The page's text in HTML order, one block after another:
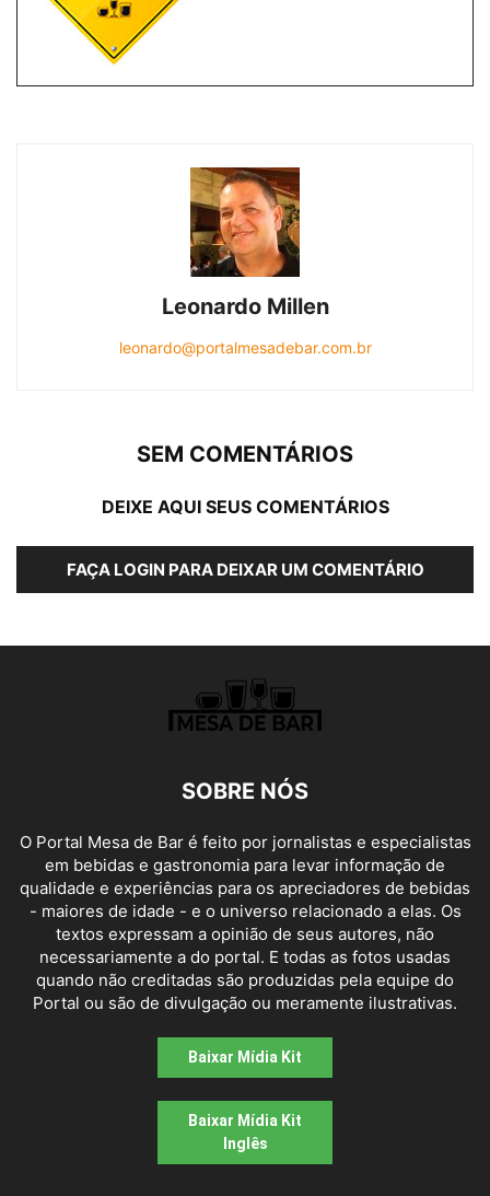
Leonardo Millen
leonardo@portalmesadebar.com.br
SEM COMENTÁRIOS
DEIXE AQUI SEUS COMENTÁRIOS
FAÇA LOGIN PARA DEIXAR UM COMENTÁRIO
SOBRE NÓS
O Portal Mesa de Bar é feito por jornalistas e especialistas
em bebidas e gastronomia para levar informação de
qualidade e experiências para os apreciadores de bebidas
- maiores de idade - e o universo relacionado a elas. Os
textos expressam a opinião de seus autores, não
necessariamente a do portal. E todas as fotos usadas
quando não creditadas são produzidas pela equipe do
Portal ou são de divulgação ou meramente ilustrativas.
Baixar Mídia Kit
Baixar Mídia Kit
Inglês